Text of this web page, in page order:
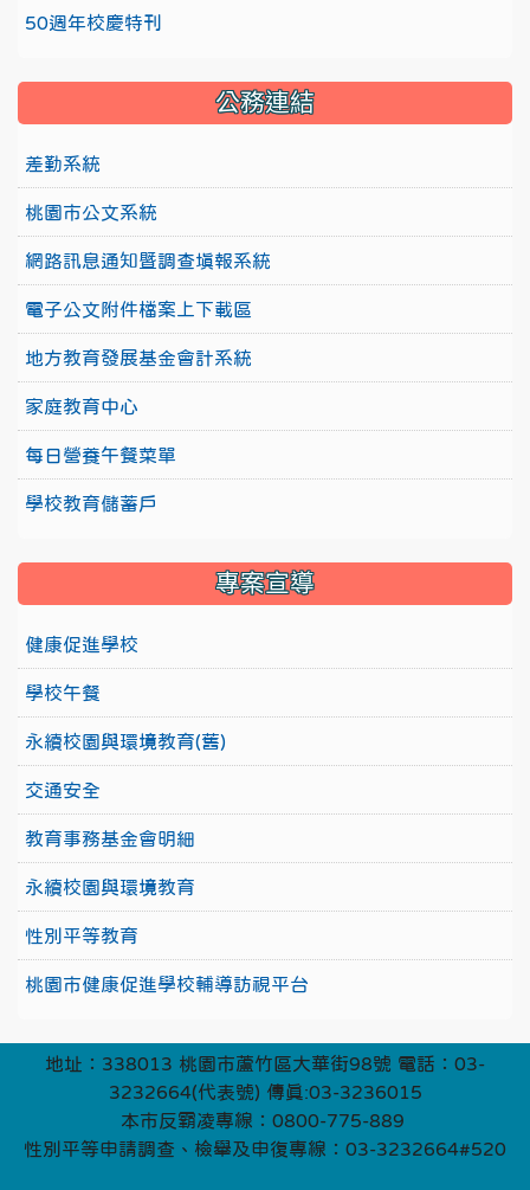
50週年校慶特刊
公務連結
差勤系統
桃園市公文系統
網路訊息通知暨調查填報系統
電子公文附件檔案上下載區
地方教育發展基金會計系統
家庭教育中心
每日營養午餐菜單
學校教育儲蓄戶
專案宣導
健康促進學校
學校午餐
永續校園與環境教育(舊)
交通安全
教育事務基金會明細
永續校園與環境教育
性別平等教育
桃園市健康促進學校輔導訪視平台
地址：338013 桃園市蘆竹區大華街98號 電話：03-
3232664(代表號) 傳真:03-3236015
本市反霸凌專線：0800-775-889
性別平等申請調查、檢舉及申復專線：03-3232664#520